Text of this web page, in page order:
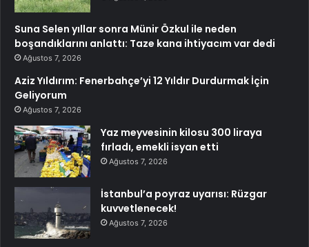
Suna Selen yıllar sonra Münir Özkul ile neden
boşandıklarını anlattı: Taze kana ihtiyacım var dedi
Ağustos 7, 2026
Aziz Yıldırım: Fenerbahçe’yi 12 Yıldır Durdurmak İçin
Geliyorum
Ağustos 7, 2026
Yaz meyvesinin kilosu 300 liraya
fırladı, emekli isyan etti
Ağustos 7, 2026
İstanbul’a poyraz uyarısı: Rüzgar
kuvvetlenecek!
Ağustos 7, 2026